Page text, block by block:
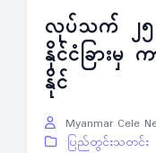
လုပ်သက် ၂၅
နိုင်ငံခြား
နိုင်
Myanmar Cele
ပြည်တွင်းသတင်း